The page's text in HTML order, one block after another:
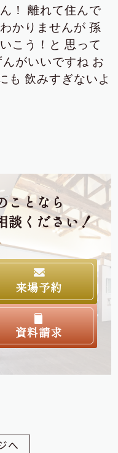
！
離れて住んで
かりませんが 孫
こう！と 思って
んがいいですね お
も 飲みすぎないよ
ことなら
談ください！
来場予約
資料請求
へ